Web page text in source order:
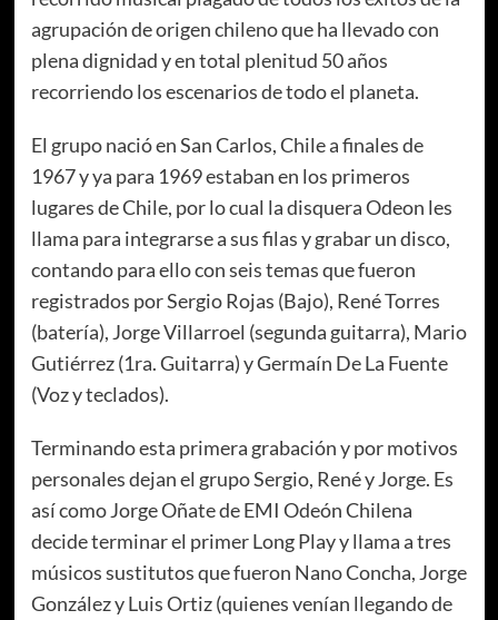
agrupación de origen chileno que ha llevado con
plena dignidad y en total plenitud 50 años
recorriendo los escenarios de todo el planeta.
El grupo nació en San Carlos, Chile a finales de
1967 y ya para 1969 estaban en los primeros
lugares de Chile, por lo cual la disquera Odeon les
llama para integrarse a sus filas y grabar un disco,
contando para ello con seis temas que fueron
registrados por Sergio Rojas (Bajo), René Torres
(batería), Jorge Villarroel (segunda guitarra), Mario
Gutiérrez (1ra. Guitarra) y Germaín De La Fuente
(Voz y teclados).
Terminando esta primera grabación y por motivos
personales dejan el grupo Sergio, René y Jorge. Es
así como Jorge Oñate de EMI Odeón Chilena
decide terminar el primer Long Play y llama a tres
músicos sustitutos que fueron Nano Concha, Jorge
González y Luis Ortiz (quienes venían llegando de